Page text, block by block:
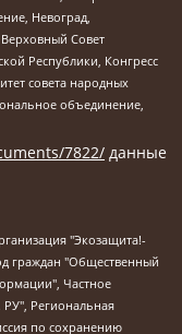
Невоград,
Совет
Республики, Конгресс
совета народных
объединение,
7822/ данные
Фаритовна, Автономная некоммерческая организация по реализации социально-правовых программ "Лилит", Дальневосточное общественное движение "Маяк", Санкт-Петербургская ЛГБТ-инициативная группа "Выход", Инициативная группа ЛГБТ+ "Реверс", Алексеев Андрей Викторович, Бекбулатова Таисия Львовна, Беляев Иван Михайлович, Владыкина Елена Сергеевна, Гельман Марат Александрович, Никульшина Вероника Юрьевна, Толоконникова Надежда Андреевна, Шендерович Виктор Анатольевич, Общество с ограниченной ответственностью "Данное сообщение", Общество с ограниченной ответственностью Издательский дом "Новая глава", Айнбиндер Александра Александровна, Московский комьюнити-центр для ЛГБТ+инициатив, Благотворительный фонд развития филантропии, Deutsche Welle (Германия, Kurt-Schumacher-Strasse 3, 53113 Bonn), Борзунова Мария Михайловна, Воробьев Виктор Викторович, Голубева Анна Львовна, Константинова Алла Михайловна, Малкова Ирина Владимировна, Мурадов Мурад Абдулгалимович, Осетинская Елизавета Николаевна, Понасенков Евгений Николаевич, Ганапольский Матвей Юрьевич, Киселев Евгений Алексеевич, Борухович Ирина Григорьевна, Дремин Иван Тимофеевич, Дубровский Дмитрий Викторович, Красноярская региональная общественная организация поддержки и развития альтернативных образовательных технологий и межкультурных коммуникаций "ИНТЕРРА", Маяковская Екатерина Алексеевна, Фейгин Марк Захарович, Филимонов Андрей Викторович, Дзугкоева Регина Николаевна, Доброхотов Роман Александрович, Дудь Юрий Александрович, Елкин Сергей Владимирович, Кругликов Кирилл Игоревич, Сабунаева Мария Леонидовна, Семенов Алексей Владимирович, Шаинян Карен Багратович, Шульман Екатерина Михайловна, Асафьев Артур Валерьевич, Вахштайн Виктор Семенович, Венедиктов Алексей Алексеевич, Лушникова Екатерина Евгеньевна, Волков Леонид Михайлович, Невзоров Александр Глебович, Пархоменко Сергей Борисович, Сироткин Ярослав Николаевич, Кара-Мурза Владимир Владимирович, Баранова Наталья Владимировна, Гозман Леонид Яковлевич, Кагарлицкий Борис Юльевич, Климарев Михаил Валерьевич, Милов Владимир Станиславович, Автономная некоммерческая организация Краснодарский центр современного искусства "Типография", Моргенштерн Алишер Тагирович, Соболь Любовь Эдуардовна, Общество с ограниченной ответственностью "ЛИЗА НОРМ", Каспаров Гарри Кимович, Ходорковский Михаил Борисович, Общество с ограниченной ответственностью "Апрельские тезисы", Данилович Ирина Брониславовна, Кашин Олег Владимирович, Петров Николай Владимирович, Пивоваров Алексей Владимирович, Соколов Михаил Владимирович, Цветкова Юлия Владимировна, Чичваркин Евгений Александрович, Комитет против пыток/Команда против пыток, Общество с ограниченной ответственностью "Первый научный", Общество с ограниченной ответственностью "Вертолет и ко", Белоцерковская Вероника Борисовна, Кац Максим Евгеньевич, Лазарева Татьяна Юрьевна, Шаведдинов Руслан Табризович, Яшин Илья Валерьевич, Общество с ограниченной ответственностью "Иноагент ААВ", Алешковский Дмитрий Петрович, Альбац Евгения Марковна, Быков Дмитрий Львович, Галямина Юлия Евгеньевна, Лойко Сергей Леонидович, Мартынов Кирилл Константинович, Медведев Сергей Александрович, Крашенинников Федор Геннадиевич, Гордеева Катерина Вл